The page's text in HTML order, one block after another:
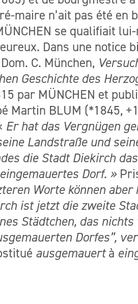
maire n’ait pas été en
se qualifiait
Dans une notice
C. München,
Geschichte des
par MÜNCHEN et
Martin BLUM (*1845,
Er hat das Vergnügen
Landstraße und
die Stadt Diekirch
Dorf. »
Worte können aber
ist jetzt die zweite
Städtchen, das
Dorfes”,
ausgemauertà ein